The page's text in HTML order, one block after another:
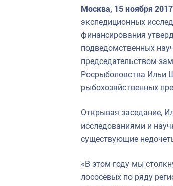
Москва, 15 ноября
экспедиционных
финансирования
подведомственных
председательством
Росрыболовства Ильи
рыбохозяйственных
Открывая заседание,
исследованиями и
существующие
«В этом году мы
лососевых по ряду